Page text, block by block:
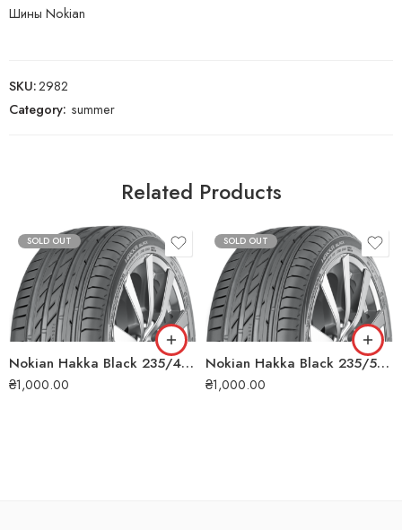
Шины Nokian
SKU:2982
Category: summer
Related Products
SOLD OUT
Nokian Hakka Black 235/45 R19 99W XL літня шина
₴1,000.00
SOLD OUT
Nokian Hakka Black 235/55 ZR17 103Y XL літня шина
₴1,000.00